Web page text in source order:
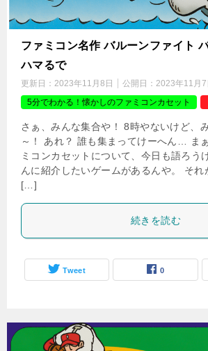
ファミコン名作 バルーンファイト
ハマるで
更新日： 2023年11月8日 公開日： 2023年11月7
5分でわかる！懐かしのファミコンカセット
さぁ、みんな集合や！ 8時やないけど、
～！ あれ？ 誰も集まってけーへん… ま
ミコンカセットについて、今日も語ろう
んに紹介したいゲームがあるんや。 それ
[…]
続きを読む
Tweet 0